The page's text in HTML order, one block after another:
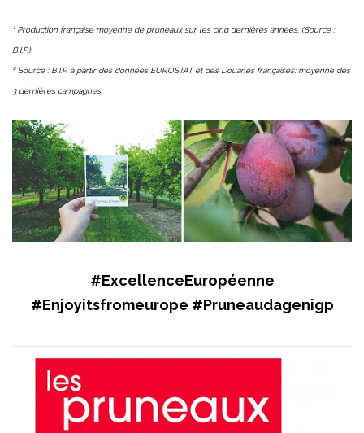
¹ Production française moyenne de pruneaux sur les cinq dernières années. (Source :
B.I.P.)
² Source : B.I.P. à partir des données EUROSTAT et des Douanes françaises; moyenne des
3 dernières campagnes.
#ExcellenceEuropéenne
#Enjoyitsfromeurope #Pruneaudagenigp